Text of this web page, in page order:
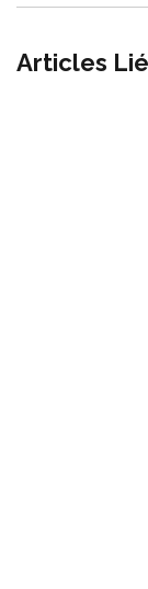
Articles